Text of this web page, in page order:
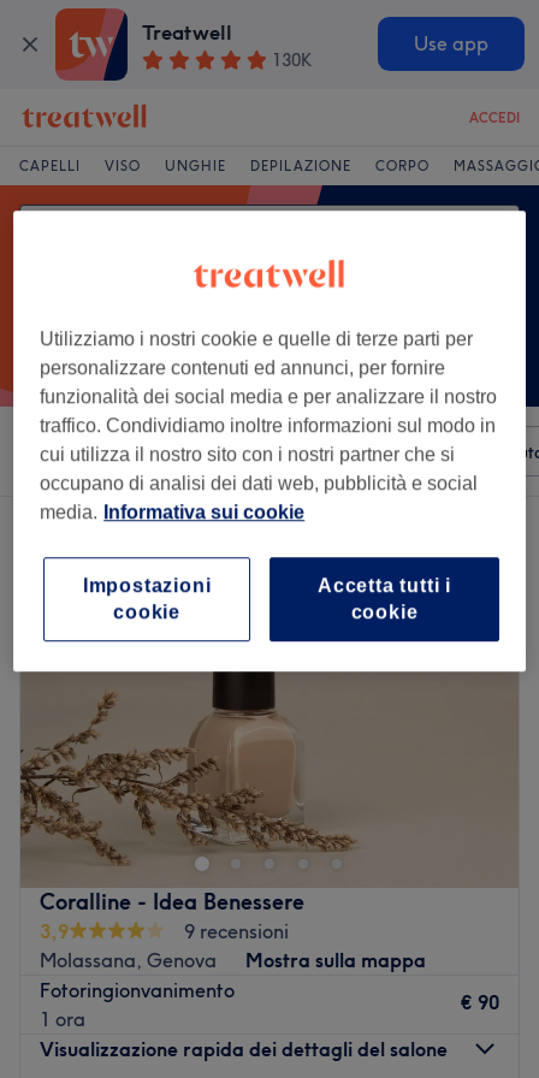
Treatwell
130K
Use app
ACCEDI
CAPELLI VISO UNGHIE DEPILAZIONE CORPO
Ordina per Servizi Saloni Offerte Express
Un salone che offre:fotoringiovanimento viso a Molassana, Genova
Coralline - Idea Benessere
3,9
9 recensioni
Molassana, Genova
Mostra sulla mappa
Fotoringionvanimento
1 ora
€ 90
Visualizzazione rapida dei dettagli del salone
Utilizziamo i nostri cookie e quelle di terze parti per
personalizzare contenuti ed annunci, per fornire
funzionalità dei social media e per analizzare il nostro
traffico. Condividiamo inoltre informazioni sul modo in
cui utilizza il nostro sito con i nostri partner che si
occupano di analisi dei dati web, pubblicità e social
media. Informativa sui cookie
Accetta tutti i
cookie
Impostazioni
cookie